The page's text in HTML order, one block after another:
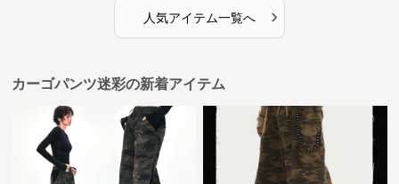
人気アイテム一覧へ ›
カーゴパンツ迷彩の新着アイテム